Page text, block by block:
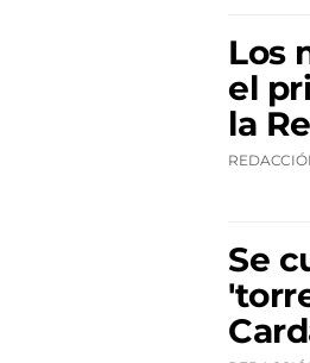
Los
el
la
Se